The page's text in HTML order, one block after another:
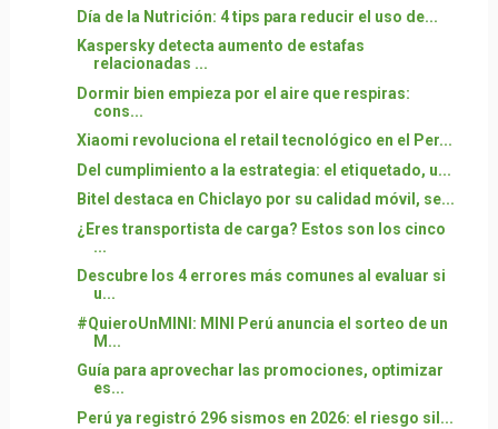
Día de la Nutrición: 4 tips para reducir el uso de...
Kaspersky detecta aumento de estafas
relacionadas ...
Dormir bien empieza por el aire que respiras:
cons...
Xiaomi revoluciona el retail tecnológico en el Per...
Del cumplimiento a la estrategia: el etiquetado, u...
Bitel destaca en Chiclayo por su calidad móvil, se...
¿Eres transportista de carga? Estos son los cinco
...
Descubre los 4 errores más comunes al evaluar si
u...
#QuieroUnMINI: MINI Perú anuncia el sorteo de un
M...
Guía para aprovechar las promociones, optimizar
es...
Perú ya registró 296 sismos en 2026: el riesgo sil...